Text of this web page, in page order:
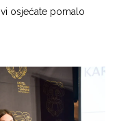
osjećate pomalo